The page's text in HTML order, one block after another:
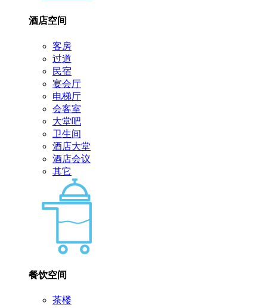
酒店空间
客房
过道
民宿
宴会厅
电梯厅
会客室
大堂吧
卫生间
酒店大堂
酒店会议
其它
餐饮空间
茶楼